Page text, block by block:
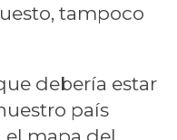
tampoco
debería estar
país